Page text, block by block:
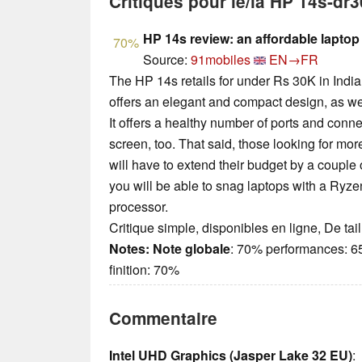
70% HP 14s review: an affordable
Source: 91mobiles
EN→FR
The HP 14s retails for under Rs 30K in
offers an elegant and compact design, as
It offers a healthy number of ports and
screen, too. That said, those looking for
will have to extend their budget by a
you will be able to snag laptops with a
processor.
Critique simple, disponibles en ligne, De
Notes: Note globale: 70% performances:
finition: 70%
Commentaire
Intel UHD Graphics (Jasper Lake 32 EU):